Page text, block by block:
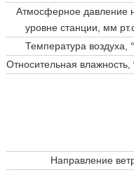
Атмосферное давление
уровне станции, мм
Температура воздуха,
Относительная влажность,
Направление